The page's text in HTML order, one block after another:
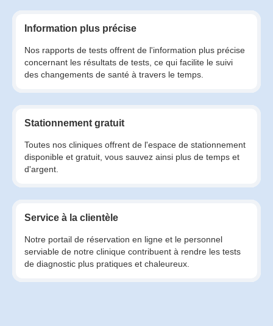
Information plus précise
Nos rapports de tests offrent de l'information plus précise
concernant les résultats de tests, ce qui facilite le suivi
des changements de santé à travers le temps.
Stationnement gratuit
Toutes nos cliniques offrent de l'espace de stationnement
disponible et gratuit, vous sauvez ainsi plus de temps et
d'argent.
Service à la clientèle
Notre portail de réservation en ligne et le personnel
serviable de notre clinique contribuent à rendre les tests
de diagnostic plus pratiques et chaleureux.